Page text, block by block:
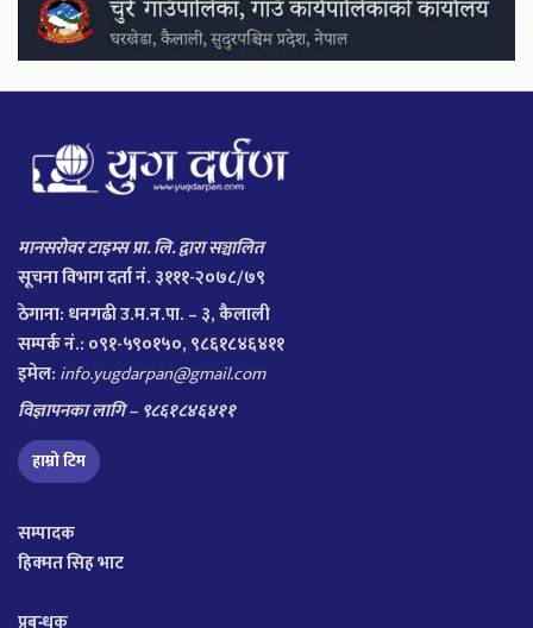
मानसरोवर टाइम्स प्रा. लि. द्वारा सञ्चालित
सूचना विभाग दर्ता नं. ३१११-२०७८/७९
ठेगाना: धनगढी उ.म.न.पा. – ३, कैलाली
सम्पर्क नं.: ०९१-५९०१५०, ९८६१८४६४११
इमेल: info.yugdarpan@gmail.com
विज्ञापनका लागि – ९८६१८४६४११
हाम्रो टिम
सम्पादक
हिक्मत सिह भाट